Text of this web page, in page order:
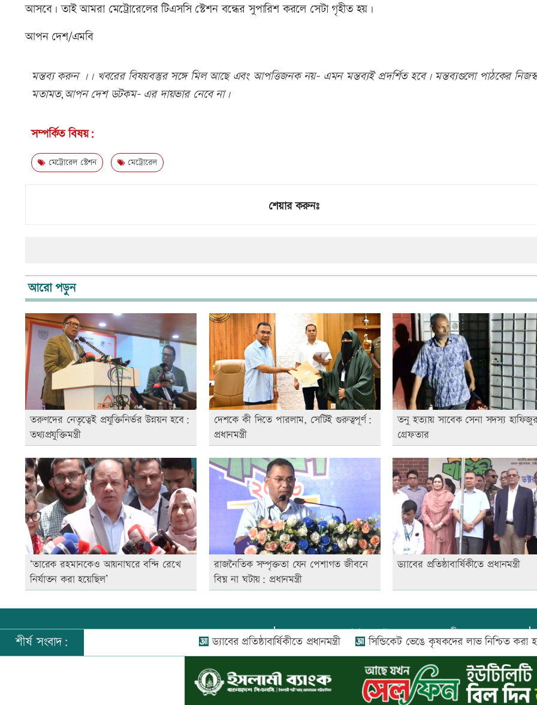
আসবে। তাই আমরা মেট্রোরেলের টিএসসি স্টেশন বন্ধের সুপারিশ করলে সেটা গৃহীত হয়।
আপন দেশ/এমবি
মন্তব্য করুন ।। খবরের বিষয়বস্তুর সঙ্গে মিল আছে এবং আপত্তিজনক নয়- এমন মন্তব্যই প্রদর্শিত হবে। মন্তব্যগুলো পাঠকের নিজস্ব
মতামত,আপন দেশ ডটকম- এর দায়ভার নেবে না।
সম্পর্কিত বিষয়:
মেট্রোরেল স্টেশন মেট্রোরেল
শেয়ার করুনঃ
আরো পড়ুন
তরুণদের নেতৃত্বেই প্রযুক্তিনির্ভর উন্নয়ন হবে:
তথ্যপ্রযুক্তিমন্ত্রী
দেশকে কী দিতে পারলাম, সেটিই গুরুত্বপূর্ণ:
প্রধানমন্ত্রী
তনু হত্যায় সাবেক সেনা সদস্য
গ্রেফতার
‘তারেক রহমানকেও আয়নাঘরে বন্দি রেখে
নির্যাতন করা হয়েছিল’
রাজনৈতিক সম্পৃক্ততা যেন পেশাগত জীবনে
বিঘ্ন না ঘটায়: প্রধানমন্ত্রী
ড্যাবের প্রতিষ্ঠাবার্ষিকীতে প্রধানমন্ত্রী
প্রধান সম্পাদক:আফজাল বারী
প্রোমিতা আফরিন কর্তৃক সম্পাদিত ও প্রকাশিত
সি-৫০১, ৬ষ্ঠতলা, আল রাজী কমপ্লেক্স, ১৬৬-১৬৭
শহীদ সৈয়দ নজরুল ইসলাম সরণি, পুরানা পল্টন, ঢাকা-১০০০
শীর্ষ সংবাদ: ড্যাবের প্রতিষ্ঠাবার্ষিকীতে প্রধানমন্ত্রী সিন্ডিকেট ভেঙে কৃষকদের লাভ নিশ্চিত করা হবে: